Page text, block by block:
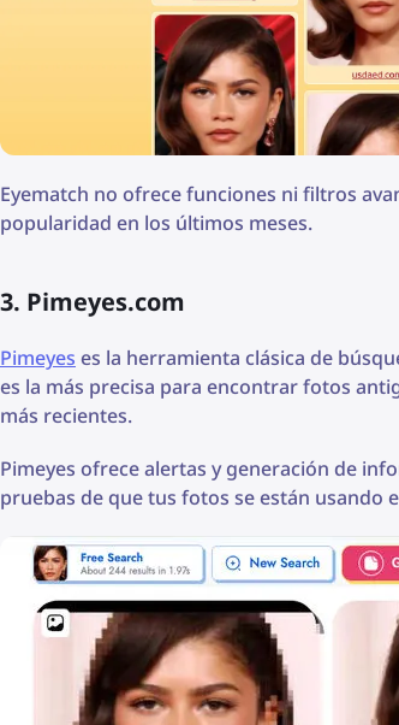
Eyematch no ofrece funciones ni filtros
popularidad en los últimos meses.
3. Pimeyes.com
Pimeyes es la herramienta clásica de
es la más precisa para encontrar fotos
más recientes.
Pimeyes ofrece alertas y generación de
pruebas de que tus fotos se están usando